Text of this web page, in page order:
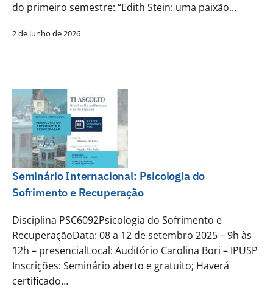
do primeiro semestre: “Edith Stein: uma paixão…
2 de junho de 2026
Seminário Internacional: Psicologia do
Sofrimento e Recuperação
Disciplina PSC6092Psicologia do Sofrimento e
RecuperaçãoData: 08 a 12 de setembro 2025 – 9h às
12h – presencialLocal: Auditório Carolina Bori – IPUSP
Inscrições: Seminário aberto e gratuito; Haverá
certificado…